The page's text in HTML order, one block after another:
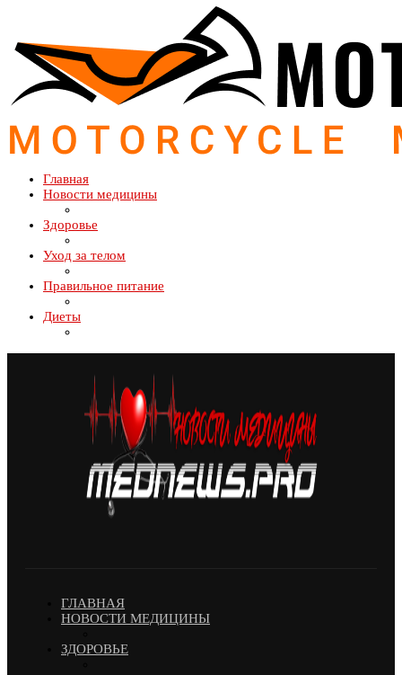
Главная
Новости медицины
Здоровье
Уход за телом
Правильное питание
Диеты
ГЛАВНАЯ
НОВОСТИ МЕДИЦИНЫ
ЗДОРОВЬЕ